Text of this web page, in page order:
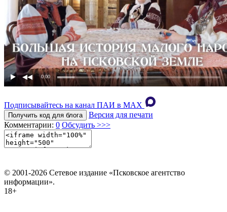
0:00
Подписывайтесь на канал ПАИ в MAХ
Получить код для блога
Версия для печати
Комментарии: 0 Обсудить >>>
© 2001-2026 Сетевое издание «Псковское агентство
информации».
18+